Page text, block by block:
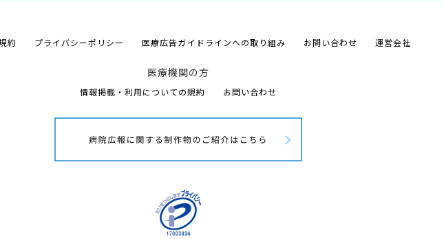
約 プライバシーポリシー 医療広告ガイドラインへの取り組み お問い合わせ 運営会社
医療機関の方
情報掲載・利用についての規約 お問い合わせ